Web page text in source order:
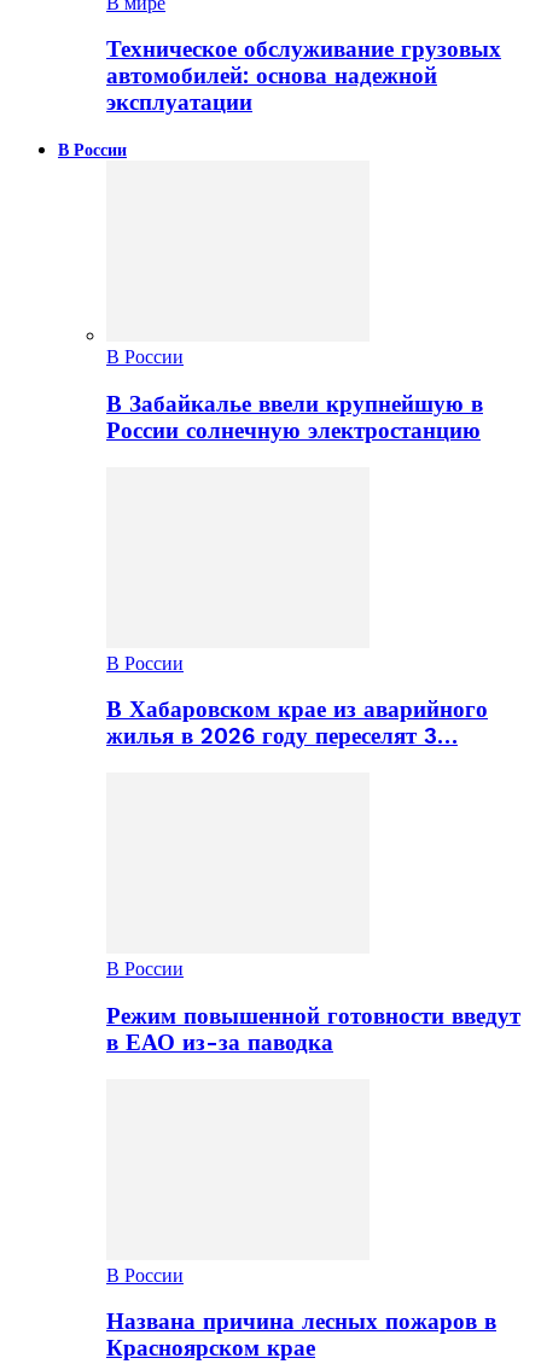
Техническое обслуживание грузовых
автомобилей: основа надежной
эксплуатации
В России
В России
В Забайкалье ввели крупнейшую в
России солнечную электростанцию
В России
В Хабаровском крае из аварийного
жилья в 2026 году переселят 3…
В России
Режим повышенной готовности введут
в ЕАО из-за паводка
В России
Названа причина лесных пожаров в
Красноярском крае